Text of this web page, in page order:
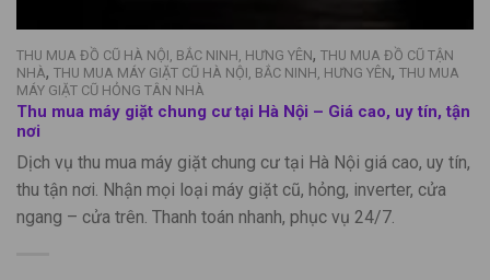
THU MUA ĐỒ CŨ HÀ NỘI, BẮC NINH, HƯNG YÊN, THU MUA ĐỒ CŨ TẬN
NHÀ, THU MUA MÁY GIẶT CŨ HÀ NỘI, BẮC NINH, HƯNG YÊN, THU MUA
MÁY GIẶT CŨ HỎNG TÂN NHÀ
Thu mua máy giặt chung cư tại Hà Nội – Giá cao, uy tín, tận
nơi
Dịch vụ thu mua máy giặt chung cư tại Hà Nội giá cao, uy tín,
thu tận nơi. Nhận mọi loại máy giặt cũ, hỏng, inverter, cửa
ngang – cửa trên. Thanh toán nhanh, phục vụ 24/7.